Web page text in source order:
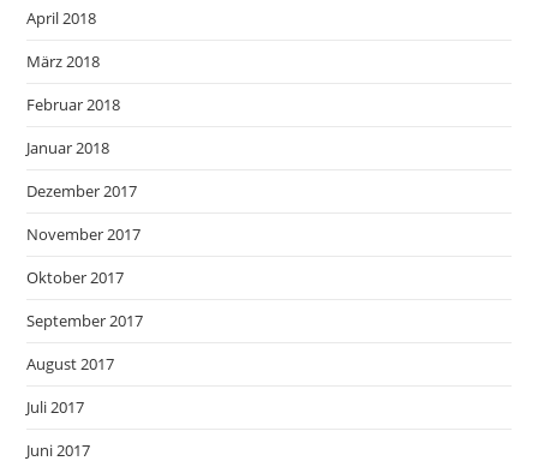
April 2018
März 2018
Februar 2018
Januar 2018
Dezember 2017
November 2017
Oktober 2017
September 2017
August 2017
Juli 2017
Juni 2017